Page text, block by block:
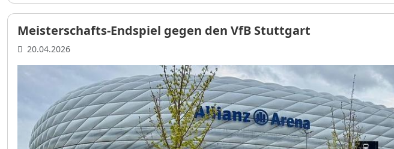
Meisterschafts-Endspiel gegen den VfB Stuttgart
20.04.2026